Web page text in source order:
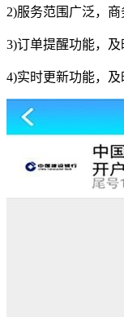
2)服务范围广泛，
3)订单提醒功能，
4)实时更新功能，